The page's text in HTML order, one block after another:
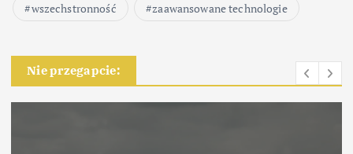
wszechstronność
zaawansowane technologie
Nie przegapcie: